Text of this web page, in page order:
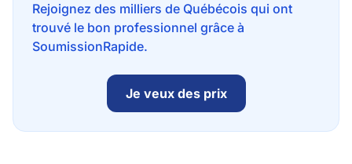
Rejoignez des milliers de Québécois qui ont
trouvé le bon professionnel grâce à
SoumissionRapide.
Je veux des prix